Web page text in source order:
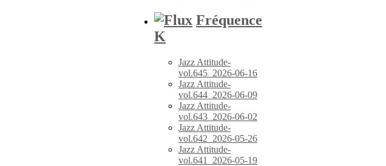
Fréquence
K
Jazz Attitude-
vol.645_2026-06-16
Jazz Attitude-
vol.644_2026-06-09
Jazz Attitude-
vol.643_2026-06-02
Jazz Attitude-
vol.642_2026-05-26
Jazz Attitude-
vol.641_2026-05-19